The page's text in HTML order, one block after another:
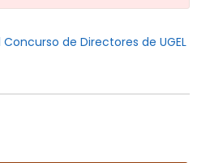
de Directores de UGEL